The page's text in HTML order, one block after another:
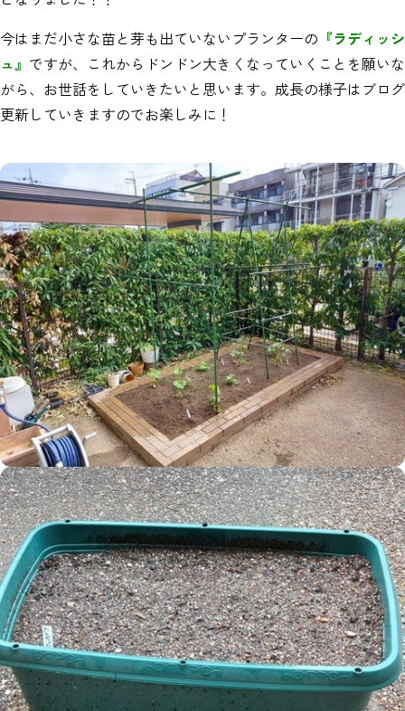
今はまだ小さな苗と芽も出ていないプランターの 『ラディッシ
ュ』 ですが、これからドンドン大きくなっていくことを願いな
がら、お世話をしていきたいと思います。成長の様子はブログ
更新していきますのでお楽しみに！